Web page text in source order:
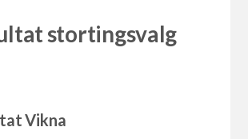
stortingsvalg
Vikna